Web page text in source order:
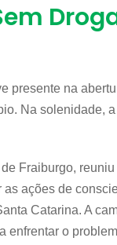
presente na
Na solenidade,
Fraiburgo,
ações de
Catarina. A
enfrentar o